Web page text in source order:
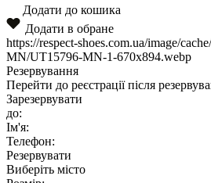
Додати до кошика
Додати в обране
https://respect-shoes.com.ua/image/
MN/UT15796-MN-1-670x894.webp
Резервування
Перейти до реєстрації після
Зарезервувати
до:
Ім'я:
Телефон:
Резервувати
Виберіть місто